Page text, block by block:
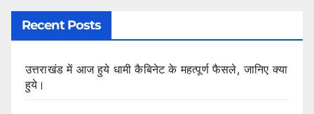
Recent Posts
उत्तराखंड में आज हुये धामी कैबिनेट के महत्पूर्ण फैसले, जानिए क्या
हुये।